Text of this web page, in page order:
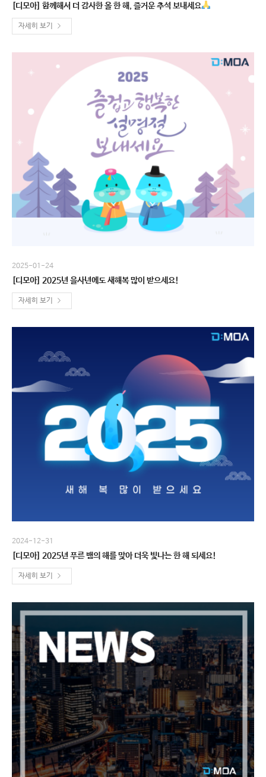
[디모아] 함께해서 더 감사한 올 한 해, 즐거운 추석 보내세요
자세히 보기
[디모아] 2025년 을사년에도 새해복 많이 받으세요!
2025-01-24
자세히 보기
[디모아] 2025년 푸른 뱀의 해를 맞아 더욱 빛나는 한 해 되세요!
2024-12-31
자세히 보기